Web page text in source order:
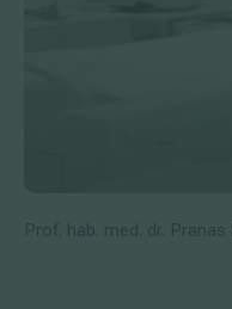
Prof. hab. med. dr.